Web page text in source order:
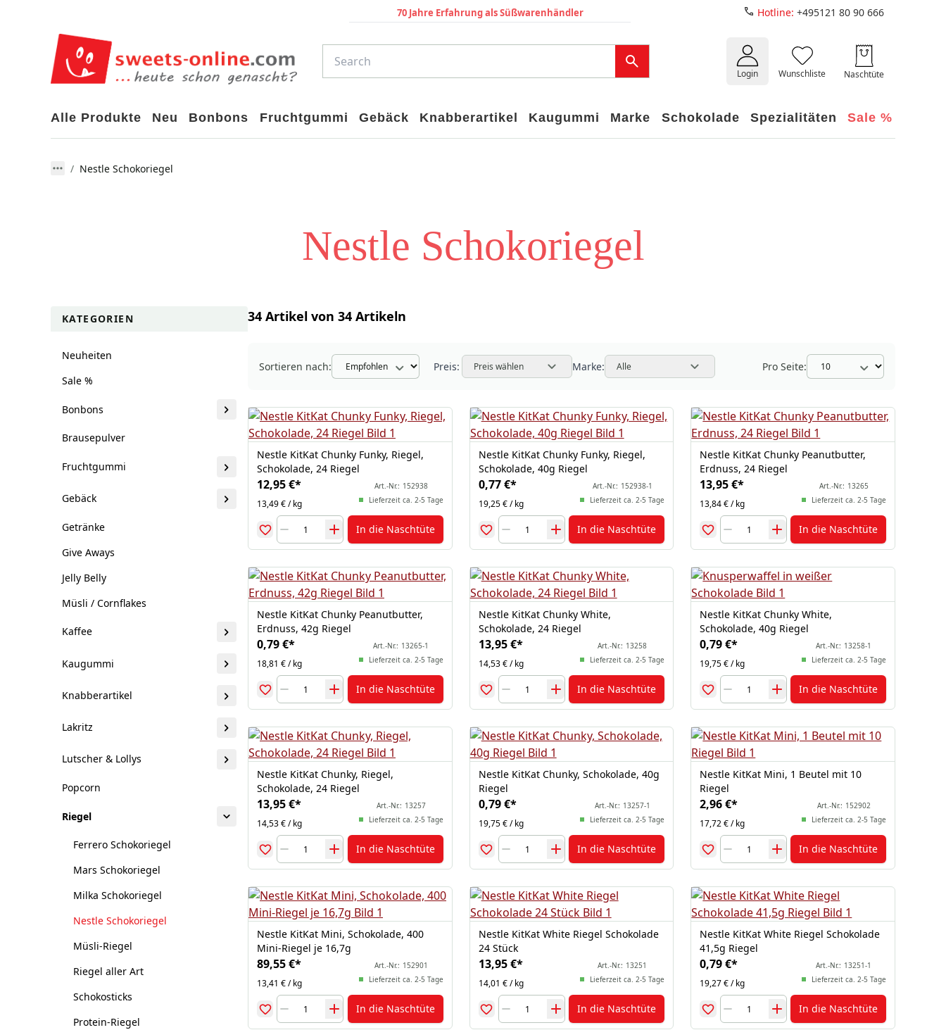
70 Jahre Erfahrung als Süßwarenhändler Hotline: +495121 80 90 666
Login Wunschliste Naschtüte
Alle Produkte Neu Bonbons Fruchtgummi Gebäck Knabberartikel Kaugummi Marke Schokolade Spezialitäten Sale %
Nestle Schokoriegel
Nestle Schokoriegel
KATEGORIEN
Neuheiten
Sale %
Bonbons
Brausepulver
Fruchtgummi
Gebäck
Getränke
Give Aways
Jelly Belly
Müsli / Cornflakes
Kaffee
Kaugummi
Knabberartikel
Lakritz
Lutscher & Lollys
Popcorn
Riegel
Ferrero Schokoriegel
Mars Schokoriegel
Milka Schokoriegel
Nestle Schokoriegel
Müsli-Riegel
Riegel aller Art
Schokosticks
Protein-Riegel
34 Artikel von 34 Artikeln
Sortieren nach: Preis: Preis wählen Marke: Alle Pro Seite:
Nestle KitKat Chunky Funky, Riegel,
Schokolade, 24 Riegel
12,95 €*
13,49 € / kg
Art.-Nr.: 152938
Lieferzeit ca. 2-5 Tage
In die Naschtüte
Nestle KitKat Chunky Funky, Riegel,
Schokolade, 40g Riegel
0,77 €*
19,25 € / kg
Art.-Nr.: 152938-1
Lieferzeit ca. 2-5 Tage
In die Naschtüte
Nestle KitKat Chunky Peanutbutter,
Erdnuss, 24 Riegel
13,95 €*
13,84 € / kg
Art.-Nr.: 13265
Lieferzeit ca. 2-5 Tage
In die Naschtüte
Nestle KitKat Chunky Peanutbutter,
Erdnuss, 42g Riegel
0,79 €*
18,81 € / kg
Art.-Nr.: 13265-1
Lieferzeit ca. 2-5 Tage
In die Naschtüte
Nestle KitKat Chunky White,
Schokolade, 24 Riegel
13,95 €*
14,53 € / kg
Art.-Nr.: 13258
Lieferzeit ca. 2-5 Tage
In die Naschtüte
Nestle KitKat Chunky White,
Schokolade, 40g Riegel
0,79 €*
19,75 € / kg
Art.-Nr.: 13258-1
Lieferzeit ca. 2-5 Tage
In die Naschtüte
Nestle KitKat Chunky, Riegel,
Schokolade, 24 Riegel
13,95 €*
14,53 € / kg
Art.-Nr.: 13257
Lieferzeit ca. 2-5 Tage
In die Naschtüte
Nestle KitKat Chunky, Schokolade, 40g
Riegel
0,79 €*
19,75 € / kg
Art.-Nr.: 13257-1
Lieferzeit ca. 2-5 Tage
In die Naschtüte
Nestle KitKat Mini, 1 Beutel mit 10
Riegel
2,96 €*
17,72 € / kg
Art.-Nr.: 152902
Lieferzeit ca. 2-5 Tage
In die Naschtüte
Nestle KitKat Mini, Schokolade, 400
Mini-Riegel je 16,7g
89,55 €*
13,41 € / kg
Art.-Nr.: 152901
Lieferzeit ca. 2-5 Tage
In die Naschtüte
Nestle KitKat White Riegel Schokolade
24 Stück
13,95 €*
14,01 € / kg
Art.-Nr.: 13251
Lieferzeit ca. 2-5 Tage
In die Naschtüte
Nestle KitKat White Riegel Schokolade
41,5g Riegel
0,79 €*
19,27 € / kg
Art.-Nr.: 13251-1
Lieferzeit ca. 2-5 Tage
In die Naschtüte